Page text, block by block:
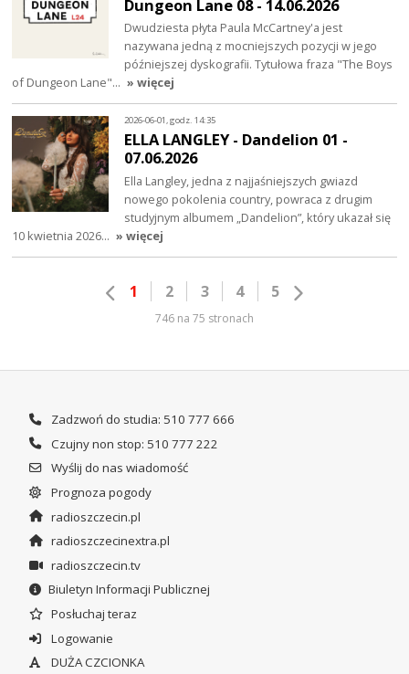
Dungeon Lane 08 - 14.06.2026
Dwudziesta płyta Paula McCartney'a jest
nazywana jedną z mocniejszych pozycji w jego
późniejszej dyskografii. Tytułowa fraza "The Boys
of Dungeon Lane"… » więcej
2026-06-01, godz. 14:35
ELLA LANGLEY - Dandelion 01 -
07.06.2026
Ella Langley, jedna z najjaśniejszych gwiazd
nowego pokolenia country, powraca z drugim
studyjnym albumem „Dandelion”, który ukazał się
10 kwietnia 2026… » więcej
1 2 3 4 5
746 na 75 stronach
Zadzwoń do studia: 510 777 666
Czujny non stop: 510 777 222
Wyślij do nas wiadomość
Prognoza pogody
radioszczecin.pl
radioszczecinextra.pl
radioszczecin.tv
Biuletyn Informacji Publicznej
Posłuchaj teraz
Logowanie
DUŻA CZCIONKA